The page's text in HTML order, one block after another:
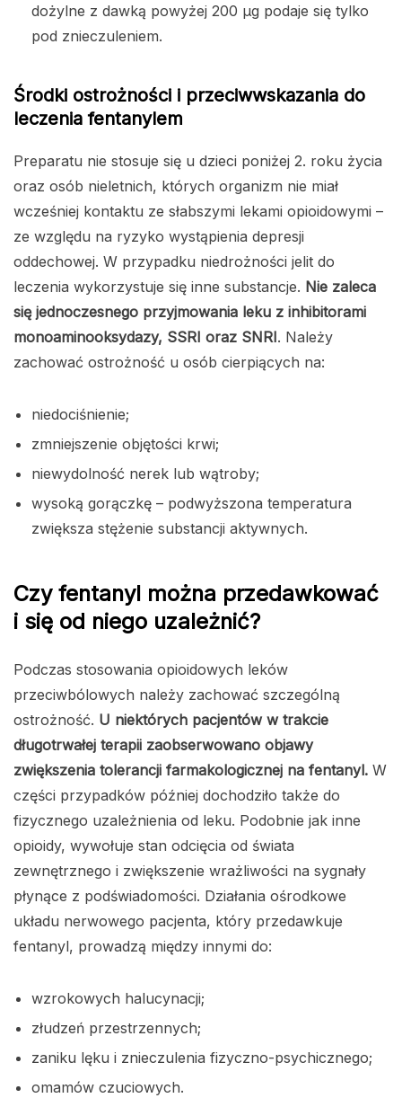
dożylne z dawką powyżej 200 µg podaje się tylko
pod znieczuleniem.
Środki ostrożności i przeciwwskazania do
leczenia fentanylem
Preparatu nie stosuje się u dzieci poniżej 2. roku życia
oraz osób nieletnich, których organizm nie miał
wcześniej kontaktu ze słabszymi lekami opioidowymi –
ze względu na ryzyko wystąpienia depresji
oddechowej. W przypadku niedrożności jelit do
leczenia wykorzystuje się inne substancje. Nie zaleca
się jednoczesnego przyjmowania leku z inhibitorami
monoaminooksydazy, SSRI oraz SNRI. Należy
zachować ostrożność u osób cierpiących na:
niedociśnienie;
zmniejszenie objętości krwi;
niewydolność nerek lub wątroby;
wysoką gorączkę – podwyższona temperatura
zwiększa stężenie substancji aktywnych.
Czy fentanyl można przedawkować
i się od niego uzależnić?
Podczas stosowania opioidowych leków
przeciwbólowych należy zachować szczególną
ostrożność. U niektórych pacjentów w trakcie
długotrwałej terapii zaobserwowano objawy
zwiększenia tolerancji farmakologicznej na fentanyl. W
części przypadków później dochodziło także do
fizycznego uzależnienia od leku. Podobnie jak inne
opioidy, wywołuje stan odcięcia od świata
zewnętrznego i zwiększenie wrażliwości na sygnały
płynące z podświadomości. Działania ośrodkowe
układu nerwowego pacjenta, który przedawkuje
fentanyl, prowadzą między innymi do:
wzrokowych halucynacji;
złudzeń przestrzennych;
zaniku lęku i znieczulenia fizyczno-psychicznego;
omamów czuciowych.